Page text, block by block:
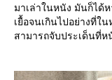
มาเล่าในหนัง มันก็ได้ห
เยื้อจนเกินไปอย่างที่ใ
สามารถจับประเด็นที่